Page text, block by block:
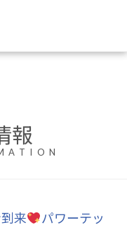
報
来
パワーテッ